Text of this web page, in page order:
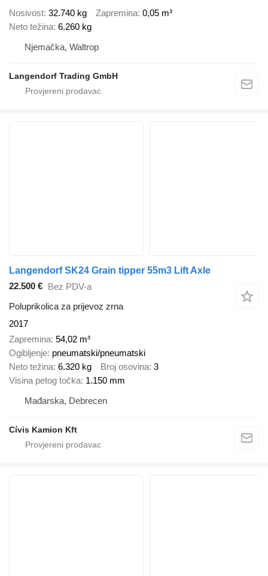
Nosivost 32.740 kg Zapremina 0,05 m³
Neto težina 6.260 kg
Njemačka, Waltrop
Langendorf Trading GmbH
Langendorf SK24 Grain tipper 55m3 Lift Axle
22.500 € Bez PDV-a
Poluprikolica za prijevoz zrna
2017
Zapremina 54,02 m³
Ogibljenje pneumatski/pneumatski
Neto težina 6.320 kg Broj osovina 3
Visina petog točka 1.150 mm
Mađarska, Debrecen
Cívis Kamion Kft